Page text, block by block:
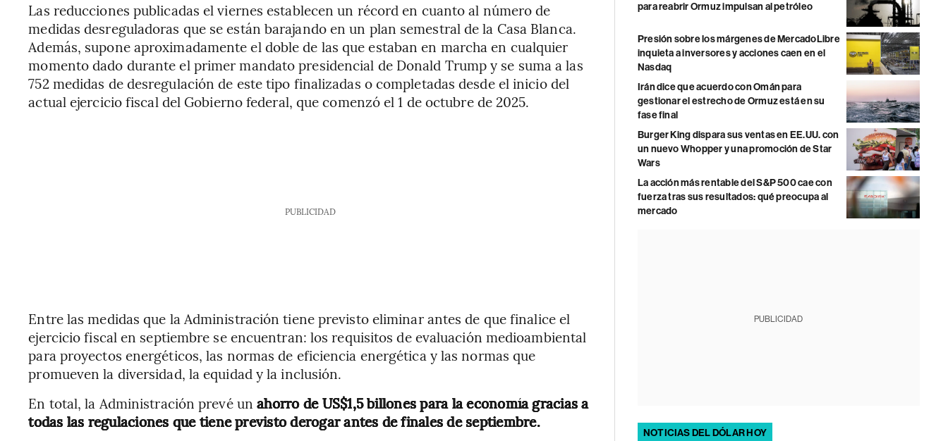
Las reducciones publicadas el viernes establecen un récord en cuanto al número de
medidas desreguladoras que se están barajando en un plan semestral de la Casa Blanca.
Además, supone aproximadamente el doble de las que estaban en marcha en cualquier
momento dado durante el primer mandato presidencial de Donald Trump y se suma a las
752 medidas de desregulación de este tipo finalizadas o completadas desde el inicio del
actual ejercicio fiscal del Gobierno federal, que comenzó el 1 de octubre de 2025.
PUBLICIDAD
Entre las medidas que la Administración tiene previsto eliminar antes de que finalice el
ejercicio fiscal en septiembre se encuentran: los requisitos de evaluación medioambiental
para proyectos energéticos, las normas de eficiencia energética y las normas que
promueven la diversidad, la equidad y la inclusión.
En total, la Administración prevé un ahorro de US$1,5 billones para la economía gracias a
todas las regulaciones que tiene previsto derogar antes de finales de septiembre.
para reabrir Ormuz impulsan al petróleo
Presión sobre los márgenes de MercadoLibre
inquieta a inversores y acciones caen en el
Nasdaq
Irán dice que acuerdo con Omán para
gestionar el estrecho de Ormuz está en su
fase final
Burger King dispara sus ventas en EE.UU. con
un nuevo Whopper y una promoción de Star
Wars
La acción más rentable del S&P 500 cae con
fuerza tras sus resultados: qué preocupa al
mercado
PUBLICIDAD
NOTICIAS DEL DÓLAR HOY